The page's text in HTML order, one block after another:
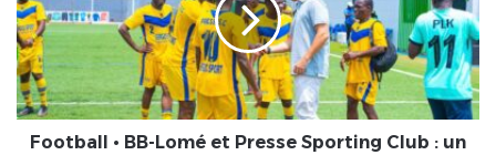
et
Presse
Sporting
Club
:
Football • BB-Lomé et Presse Sporting Club : un